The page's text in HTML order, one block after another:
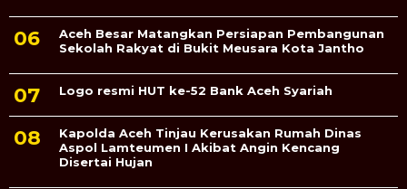
Aceh Besar Matangkan Persiapan Pembangunan
Sekolah Rakyat di Bukit Meusara Kota Jantho
Logo resmi HUT ke-52 Bank Aceh Syariah
Kapolda Aceh Tinjau Kerusakan Rumah Dinas
Aspol Lamteumen I Akibat Angin Kencang
Disertai Hujan